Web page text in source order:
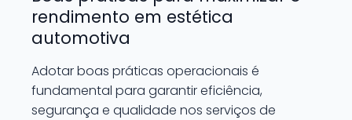
rendimento em estética
automotiva
Adotar boas práticas operacionais é
fundamental para garantir eficiência,
segurança e qualidade nos serviços de